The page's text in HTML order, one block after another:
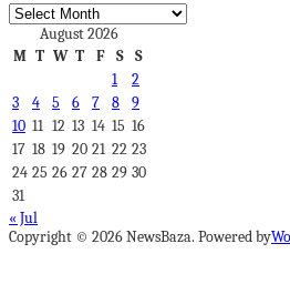
Archives
August 2026
M T W T F S
S
1
2
3
4 5 6 7 8
9
10 11 12 13 14 15 16
17 18 19 20 21 22 23
24 25 26 27 28 29 30
31
« Jul
Copyright © 2026 NewsBaza. Powered by